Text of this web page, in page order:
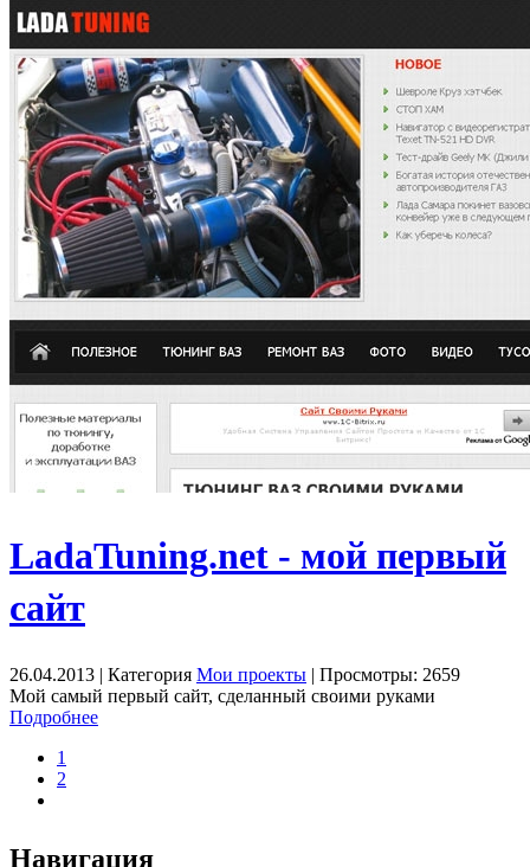
LadaTuning.net - мой первый
сайт
26.04.2013 | Категория Мои проекты | Просмотры: 2659
Мой самый первый сайт, сделанный своими руками
Подробнее
1
2
Навигация